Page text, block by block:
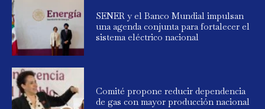
SENER y el Banco Mundial impulsan
una agenda conjunta para fortalecer el
sistema eléctrico nacional
Comité propone reducir dependencia
de gas con mayor producción nacional